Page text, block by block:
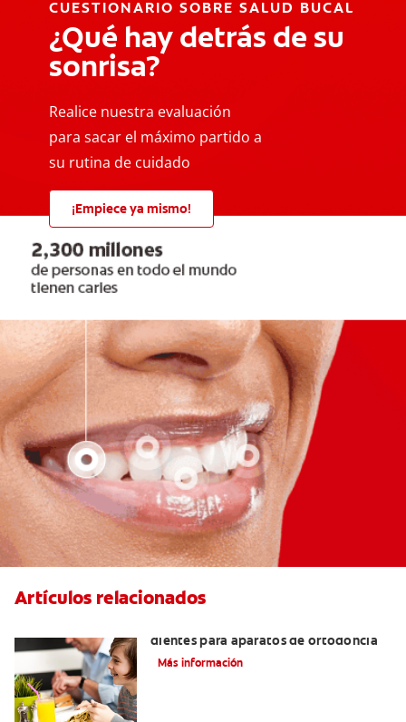
CUESTIONARIO SOBRE SALUD BUCAL
¿Qué hay detrás de su
sonrisa?
Realice nuestra evaluación
para sacar el máximo partido a
su rutina de cuidado
¡Empiece ya mismo!
Artículos relacionados
dientes para aparatos de ortodoncia
Más información